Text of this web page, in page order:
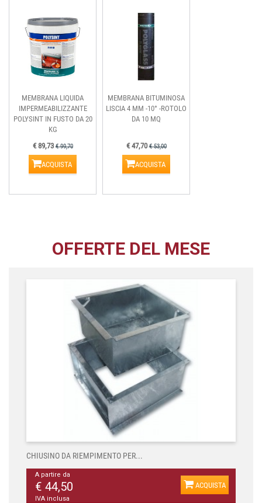
MEMBRANA LIQUIDA
IMPERMEABILIZZANTE
POLYSINT IN FUSTO DA 20
KG
€ 89,73€ 99,70
ACQUISTA
MEMBRANA BITUMINOSA
LISCIA 4 MM -10° -ROTOLO
DA 10 MQ
€ 47,70€ 53,00
ACQUISTA
OFFERTE DEL MESE
CHIUSINO DA RIEMPIMENTO PER...
A partire da
€ 44,50
IVA inclusa
ACQUISTA